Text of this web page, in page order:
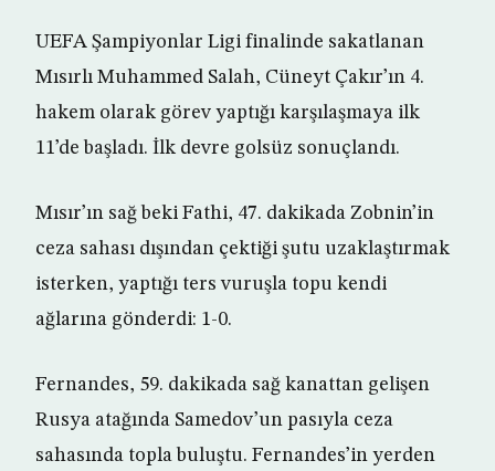
UEFA Şampiyonlar Ligi finalinde sakatlanan
Mısırlı Muhammed Salah, Cüneyt Çakır’ın 4.
hakem olarak görev yaptığı karşılaşmaya ilk
11’de başladı. İlk devre golsüz sonuçlandı.
Mısır’ın sağ beki Fathi, 47. dakikada Zobnin’in
ceza sahası dışından çektiği şutu uzaklaştırmak
isterken, yaptığı ters vuruşla topu kendi
ağlarına gönderdi: 1-0.
Fernandes, 59. dakikada sağ kanattan gelişen
Rusya atağında Samedov’un pasıyla ceza
sahasında topla buluştu. Fernandes’in yerden